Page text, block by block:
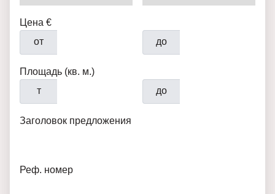
Цена €
от
до
Площадь (кв. м.)
т
до
Заголовок предложения
Реф. номер